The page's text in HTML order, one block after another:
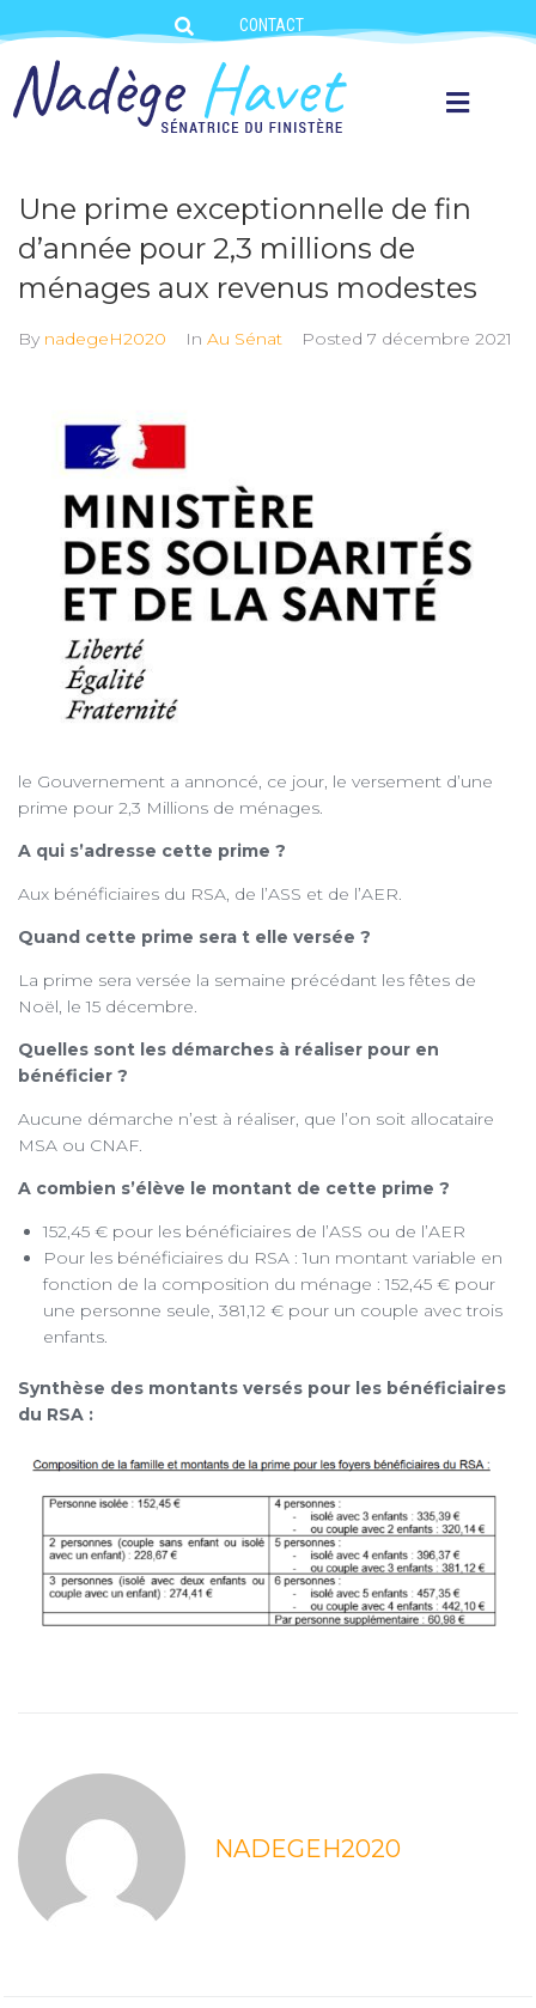
CONTACT
Une prime exceptionnelle de fin
d’année pour 2,3 millions de
ménages aux revenus modestes
By nadegeH2020 In Au Sénat Posted 7 décembre 2021
le Gouvernement a annoncé, ce jour, le versement d’une
prime pour 2,3 Millions de ménages.
A qui s’adresse cette prime ?
Aux bénéficiaires du RSA, de l’ASS et de l’AER.
Quand cette prime sera t elle versée ?
La prime sera versée la semaine précédant les fêtes de
Noël, le 15 décembre.
Quelles sont les démarches à réaliser pour en
bénéficier ?
Aucune démarche n’est à réaliser, que l’on soit allocataire
MSA ou CNAF.
A combien s’élève le montant de cette prime ?
152,45 € pour les bénéficiaires de l’ASS ou de l’AER
Pour les bénéficiaires du RSA : 1un montant variable en
fonction de la composition du ménage : 152,45 € pour
une personne seule, 381,12 € pour un couple avec trois
enfants.
Synthèse des montants versés pour les bénéficiaires
du RSA :
NADEGEH2020